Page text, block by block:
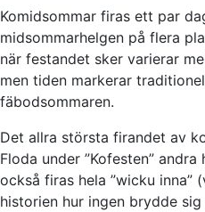
Komidsommar firas ett par
midsommarhelgen på flera
när festandet sker varierar
men tiden markerar
fäbodsommaren.
Det allra största firandet av
Floda under ”Kofesten”
också firas hela ”wicku inna”
historien hur ingen brydde